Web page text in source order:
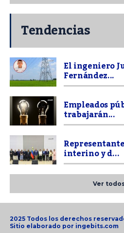
Tendencias
El ingeniero
Fernández...
Empleados
trabajarán...
interino y d...
Ver
2025 Todos los derechos
Sitio elaborado por ingebits.com